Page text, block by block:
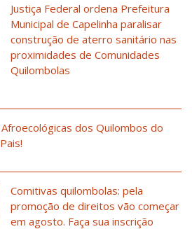
Justiça Federal ordena Prefeitura
Municipal de Capelinha paralisar
construção de aterro sanitário nas
proximidades de Comunidades
Quilombolas
dos Quilombos do
Comitivas quilombolas: pela
promoção de direitos vão começar
em agosto. Faça sua inscrição